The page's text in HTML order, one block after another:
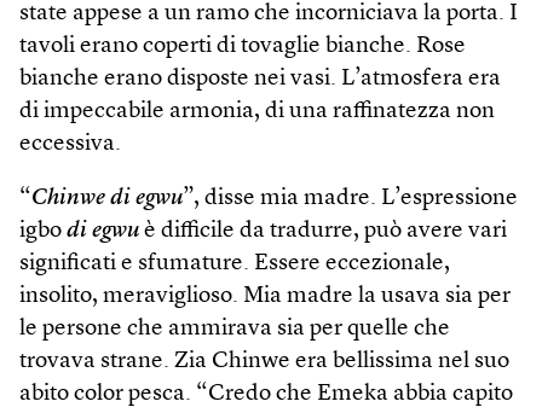
state appese a un ramo che incorniciava la porta. I
tavoli erano coperti di tovaglie bianche. Rose
bianche erano disposte nei vasi. L’atmosfera era
di impeccabile armonia, di una raffinatezza non
eccessiva.
“Chinwe di egwu”, disse mia madre. L’espressione
igbo di egwu è difficile da tradurre, può avere vari
significati e sfumature. Essere eccezionale,
insolito, meraviglioso. Mia madre la usava sia per
le persone che ammirava sia per quelle che
trovava strane. Zia Chinwe era bellissima nel suo
abito color pesca. “Credo che Emeka abbia capito